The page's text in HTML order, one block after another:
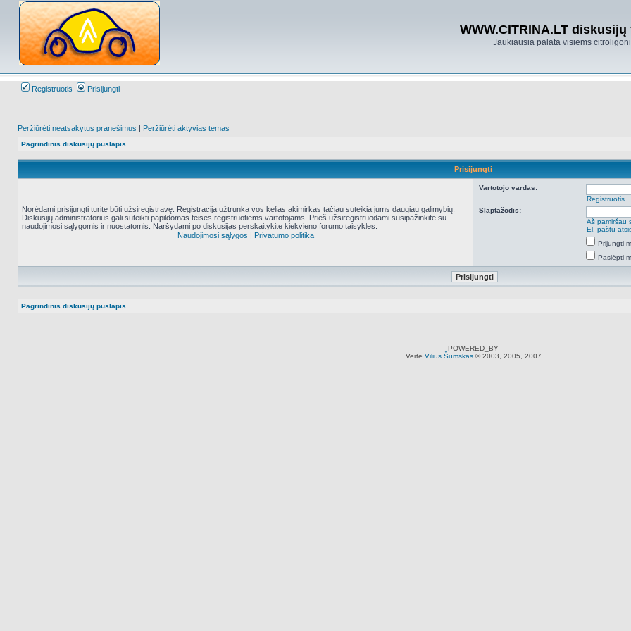
WWW.CITRINA.LT
Jaukiausia palata visiems
Registruotis Prisijungti
Peržiūrėti neatsakytus pranešimus | Peržiūrėti aktyvias temas
Pagrindinis diskusijų puslapis
Prisijungti
Norėdami prisijungti turite būti užsiregistravę. Registracija užtrunka vos kelias akimirkas tačiau suteikia jums daugiau galimybių.
Diskusijų administratorius gali suteikti papildomas teises registruotiems vartotojams. Prieš užsiregistruodami susipažinkite su
naudojimosi sąlygomis ir nuostatomis. Naršydami po diskusijas perskaitykite kiekvieno forumo taisykles.
Naudojimosi sąlygos | Privatumo politika
Vartotojo vardas:
Registruotis
Slaptažodis:
Aš pamiršau
El. paštu
Prijungti
Paslėpti
Pagrindinis diskusijų puslapis
POWERED_BY
Vertė Vilius Šumskas© 2003, 2005, 2007